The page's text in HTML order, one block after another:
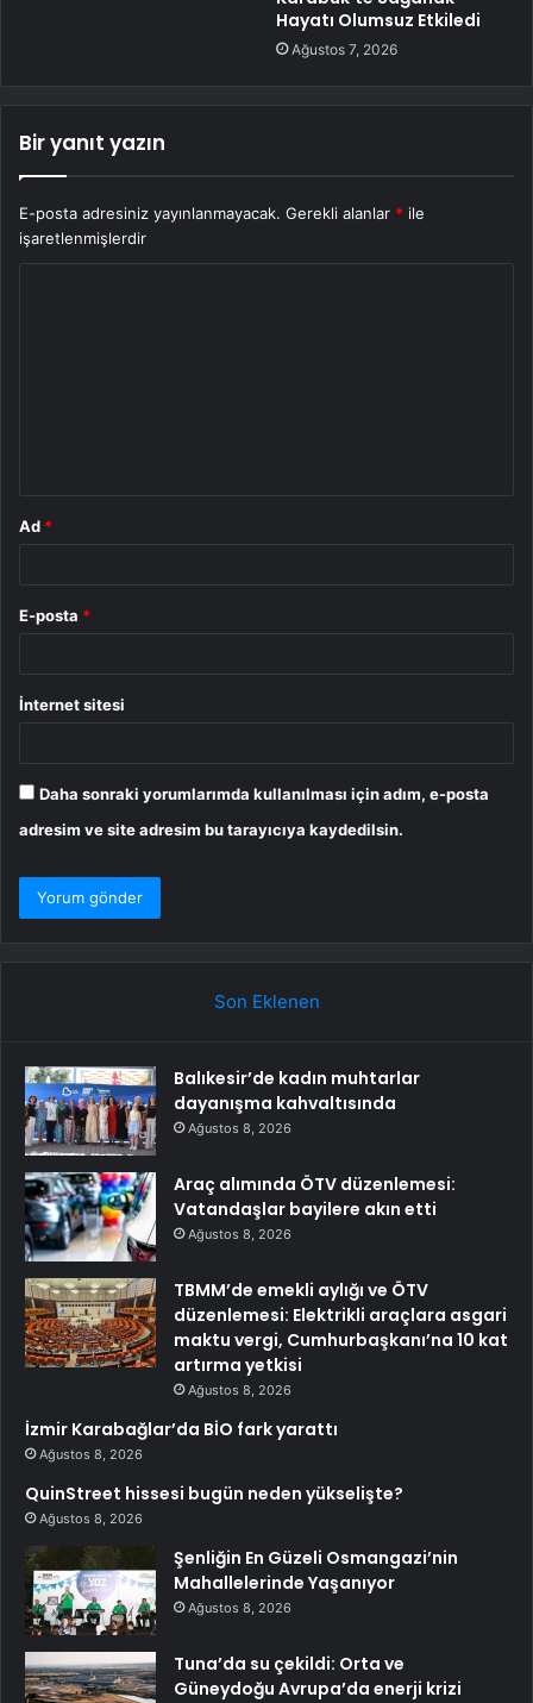
Hayatı Olumsuz Etkiledi
Ağustos 7, 2026
Bir yanıt yazın
E-posta adresiniz yayınlanmayacak. Gerekli alanlar * ile
işaretlenmişlerdir
Ad *
E-posta *
İnternet sitesi
Daha sonraki yorumlarımda kullanılması için adım, e-posta
adresim ve site adresim bu tarayıcıya kaydedilsin.
Son Eklenen
Balıkesir’de kadın muhtarlar
dayanışma kahvaltısında
Ağustos 8, 2026
Araç alımında ÖTV düzenlemesi:
Vatandaşlar bayilere akın etti
Ağustos 8, 2026
TBMM’de emekli aylığı ve ÖTV
düzenlemesi: Elektrikli araçlara asgari
maktu vergi, Cumhurbaşkanı’na 10 kat
artırma yetkisi
Ağustos 8, 2026
İzmir Karabağlar’da BİO fark yarattı
Ağustos 8, 2026
QuinStreet hissesi bugün neden yükselişte?
Ağustos 8, 2026
Şenliğin En Güzeli Osmangazi’nin
Mahallelerinde Yaşanıyor
Ağustos 8, 2026
Tuna’da su çekildi: Orta ve
Güneydoğu Avrupa’da enerji krizi